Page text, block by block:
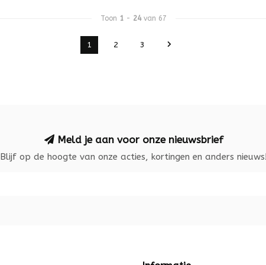
Toon 1 - 24van 67
1 2 3
Meld je aan voor onze nieuwsbrief
Blijf op de hoogte van onze acties, kortingen en anders nieuws!